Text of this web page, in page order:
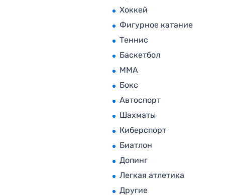
Хоккей
Фигурное катание
Теннис
Баскетбол
MMA
Бокс
Автоспорт
Шахматы
Киберспорт
Биатлон
Допинг
Легкая атлетика
Другие